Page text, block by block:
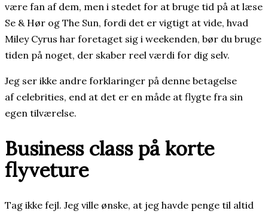
være fan af dem, men i stedet for at bruge tid på at læse
Se & Hør og The Sun, fordi det er vigtigt at vide, hvad
Miley Cyrus har foretaget sig i weekenden, bør du bruge
tiden på noget, der skaber reel værdi for dig selv.
Jeg ser ikke andre forklaringer på denne betagelse
af celebrities, end at det er en måde at flygte fra sin
egen tilværelse.
Business class på korte
flyveture
Tag ikke fejl. Jeg ville ønske, at jeg havde penge til altid